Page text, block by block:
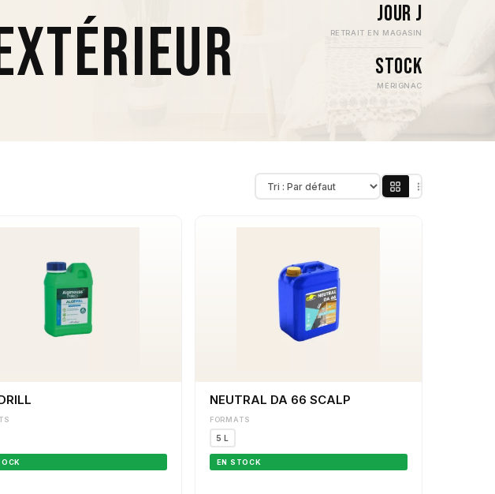
Jour J
RETRAIT EN MAGASIN
Stock
MÉRIGNAC
NEUTRAL DA 66 SCALP
FORMATS
5 L
EN STOCK